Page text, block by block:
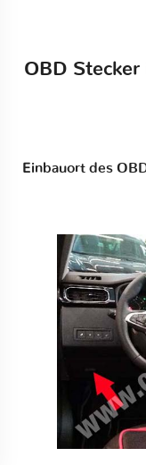
OBD Stecker
Einbauort des